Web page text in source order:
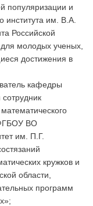
популяризации и
института им. В.А.
Российской
молодых ученых,
достижения в
кафедры
ВО
им. П.Г.
кружков и
области,
программ